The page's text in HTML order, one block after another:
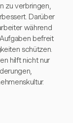
zu verbringen,
Darüber
während
befreit
schützen.
hilft nicht nur